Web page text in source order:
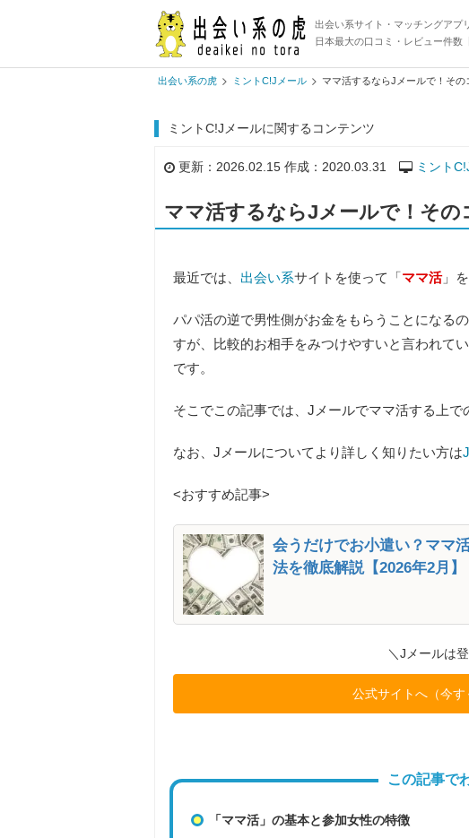
出会い系サイト・マッチングアプ
日本最大の口コミ・レビュー件数
出会い系の虎 ミントC!Jメール ママ活するならJメールで！そ
ミントC!Jメールに関するコンテンツ
更新：2026.02.15 作成：2020.03.31 ミント
ママ活するならJメールで！その
最近では、 出会い系サイトを使って「ママ活」
パパ活の逆で男性側がお金をもらうことになる
すが、比較的お相手をみつけやすいと言われて
です。
そこでこの記事では、 Jメールでママ活する上で
なお、Jメールについてより詳しく知りたい方は
<おすすめ記事>
会うだけでお小遣い？ママ
法を徹底解説【2026年2月】
＼Jメールは
公式サイトへ（今す
この記事で
「ママ活」の基本と参加女性の特徴